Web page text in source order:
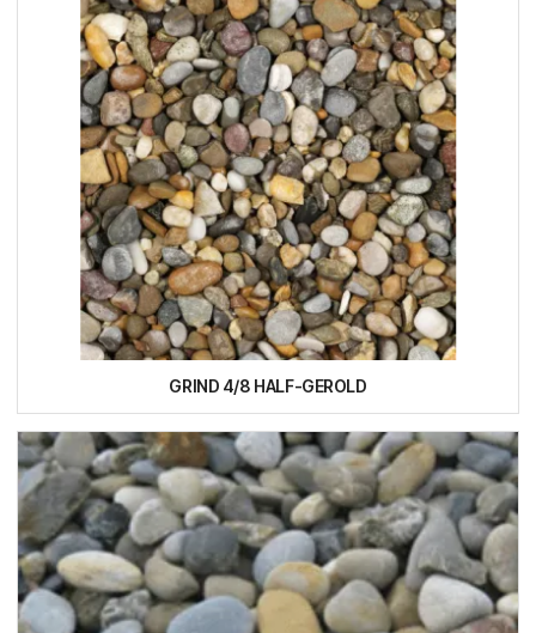
GRIND 4/8 HALF-GEROLD